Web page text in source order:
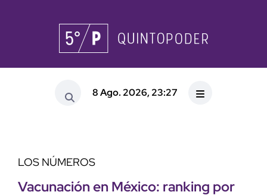
8 Ago. 2026, 23:27
LOS NÚMEROS
Vacunación en México: ranking por